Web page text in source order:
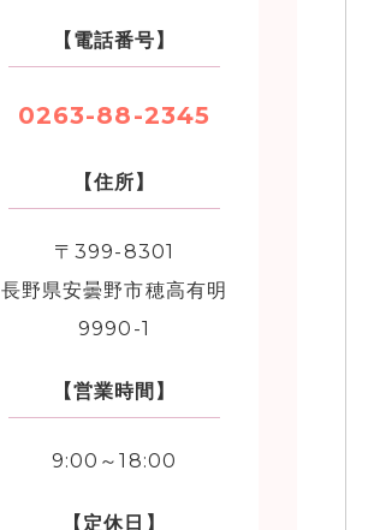
【電話番号】
0263-88-2345
【住所】
〒399-8301
長野県安曇野市穂高有明
9990-1
【営業時間】
9:00～18:00
【定休日】